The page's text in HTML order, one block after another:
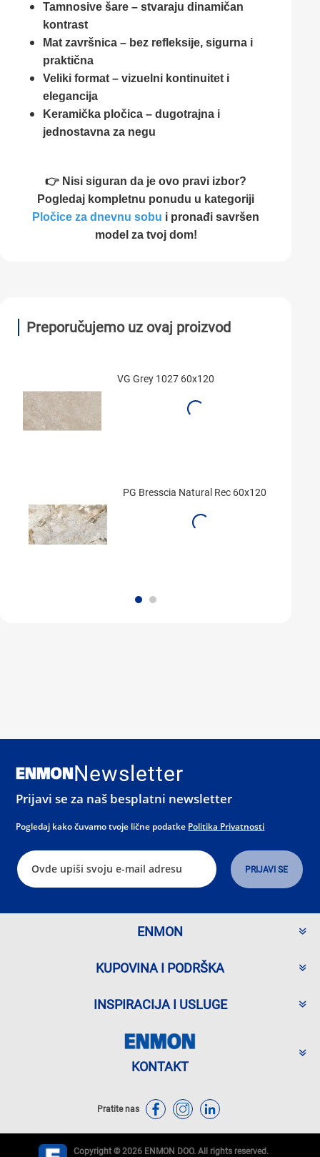
Tamnosive šare – stvaraju dinamičan
kontrast
Mat završnica – bez refleksije, sigurna i
praktična
Veliki format – vizuelni kontinuitet i
elegancija
Keramička pločica – dugotrajna i
jednostavna za negu
👉 Nisi siguran da je ovo pravi izbor?
Pogledaj kompletnu ponudu u kategoriji
Pločice za dnevnu sobu i pronađi savršen
model za tvoj dom!
Preporučujemo uz ovaj proizvod
VG Grey 1027 60x120
PG Bresscia Natural Rec 60x120
Newsletter
Prijavi se za naš besplatni newsletter
Pogledaj kako čuvamo tvoje lične podatke Politika Privatnosti
ENMON
KUPOVINA I PODRŠKA
INSPIRACIJA I USLUGE
KONTAKT
Pratite nas
Copyright © 2026 ENMON DOO. All rights reserved.